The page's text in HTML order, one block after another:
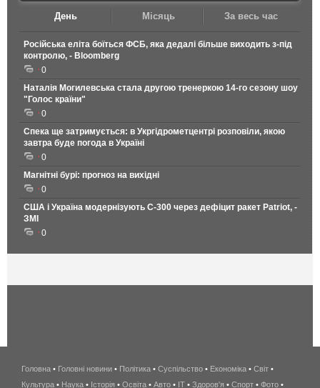
День Місяць За весь час
Російська еліта боїться ФСБ, яка дедалі більше виходить з-під
контролю, - Bloomberg
0
Наталія Могилевська стала другою тренеркою 14-го сезону шоу
"Голос країни"
0
Спека ще затримується: в Укргідрометцентрі розповіли, якою
завтра буде погода в Україні
0
Магнітні бурі: прогноз на вихідні
0
США і Україна модернізують С-300 через дефіцит ракет Patriot, -
ЗМІ
0
беспроводной
интернет
Головна • Головні новини • Політика • Суспільство • Економіка • Світ •
Культура • Наука • Історія • Освіта • Авто • IT • Здоров'я • Спорт • Фото •